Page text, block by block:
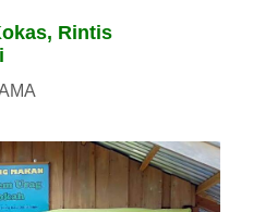
Rintis